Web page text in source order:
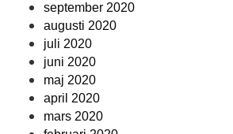
september 2020
augusti 2020
juli 2020
juni 2020
maj 2020
april 2020
mars 2020